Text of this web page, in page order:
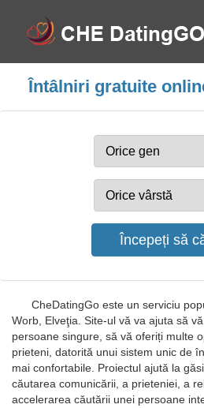
Întâlniri gratuite
CheDatingGo este un serviciu
Worb, Elveţia. Site-ul vă va ajuta să
persoane singure, să vă oferiți multe
prieteni, datorită unui sistem unic de
mai confortabile. Proiectul ajută la
căutarea comunicării, a prieteniei, a
accelerarea căutării unei persoane